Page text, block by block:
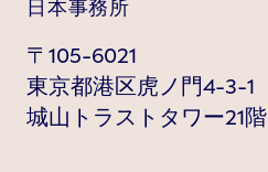
日本事務所
〒105-6021
東京都港区虎ノ門4-3-1
城山トラストタワー21階